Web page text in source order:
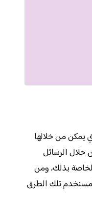
يمكن من خلالها
الرسائل
بذلك، ومن
تلك الطرق